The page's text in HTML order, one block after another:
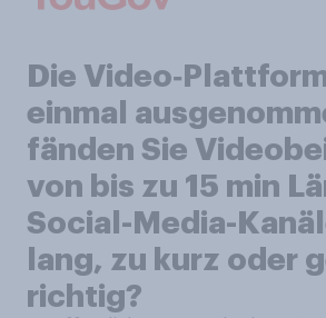
Die
einmal
fänden Sie
von bis zu 15 min
Social-Media-
lang, zu kurz oder
richtig?